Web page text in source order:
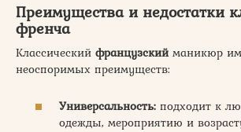
Преимущества и недостатки
френча
Классический французскийманикюр
неоспоримых преимуществ:
Универсальность: подходит к
одежды, мероприятию и